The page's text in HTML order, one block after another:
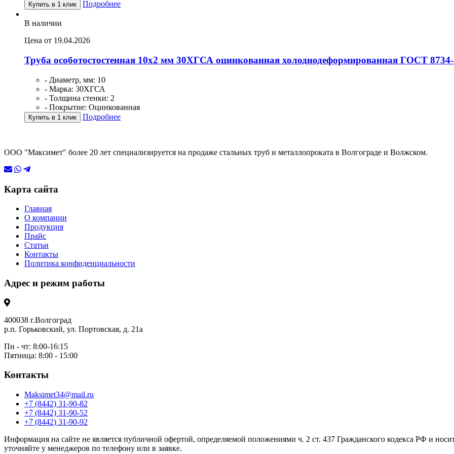
Купить в 1 клик Подробнее
В наличии
Цена от 19.04.2026
Труба особотостостенная 10х2 мм 30ХГСА оцинкованная холоднодеформированная ГОСТ
- Диаметр, мм: 10
- Марка: 30ХГСА
- Толщина стенки: 2
- Покрытие: Оцинкованная
Купить в 1 клик Подробнее
ООО "Максимет" более 20 лет специализируется на продаже стальных труб и металлопроката в Волгограде и Волжском.
Карта сайта
Главная
О компании
Продукция
Прайс
Статьи
Контакты
Политика конфиденциальности
Адрес и режим работы
400038 г.Волгоград
р.п. Горьковский, ул. Портовская, д. 21а
Пн - чт: 8:00-16:15
Пятница: 8:00 - 15:00
Контакты
Maksimet34@mail.ru
+7 (8442) 31-90-82
+7 (8442) 31-90-52
+7 (8442) 31-90-92
Информация на сайте не является публичной офертой, определяемой положениями ч. 2 ст. 437 Гражданского кодекса РФ и
уточняйте у менеджеров по телефону или в заявке.